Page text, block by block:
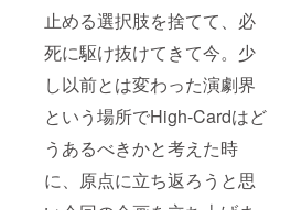
止める選択肢を捨てて、必
死に駆け抜けてきて今。少
し以前とは変わった演劇界
という場所でHigh-Cardはど
うあるべきかと考えた時
に、原点に立ち返ろうと思